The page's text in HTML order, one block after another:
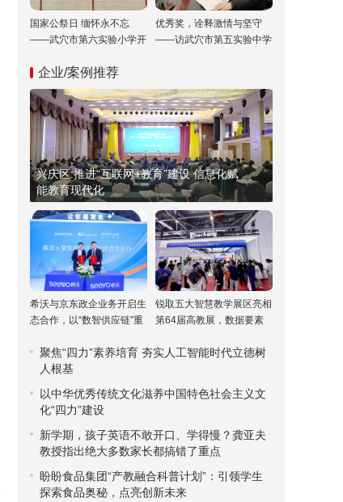
国家公祭日 缅怀永不忘
——武穴市第六实验小学开
优秀奖，诠释激情与坚守
——访武穴市第五实验中学
企业/案例推荐
兴庆区:推进“互联网+教育”建设 信息化赋
能教育现代化
希沃与京东政企业务开启生
态合作，以“数智供应链”重
锐取五大智慧教学展区亮相
第64届高教展，数据要素
聚焦“四力”素养培育 夯实人工智能时代立德树
人根基
以中华优秀传统文化滋养中国特色社会主义文
化“四力”建设
新学期，孩子英语不敢开口、学得慢？龚亚夫
教授指出绝大多数家长都搞错了重点
盼盼食品集团“产教融合科普计划”：引领学生
探索食品奥秘，点亮创新未来